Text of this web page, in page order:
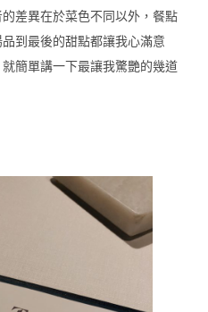
差異在於菜色不同以外，餐點
到最後的甜點都讓我心滿意
簡單講一下最讓我驚艷的幾道